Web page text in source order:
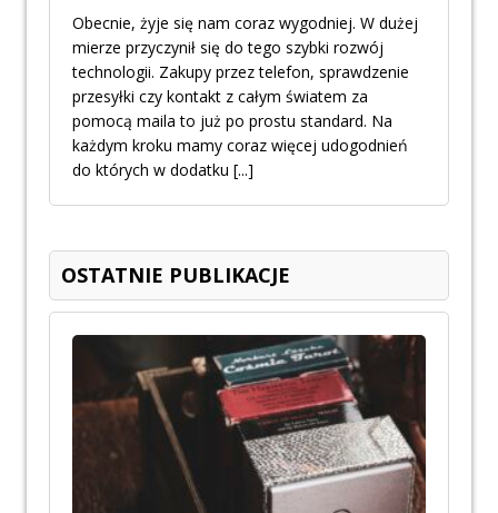
Obecnie, żyje się nam coraz wygodniej. W dużej
mierze przyczynił się do tego szybki rozwój
technologii. Zakupy przez telefon, sprawdzenie
przesyłki czy kontakt z całym światem za
pomocą maila to już po prostu standard. Na
każdym kroku mamy coraz więcej udogodnień
do których w dodatku [...]
OSTATNIE PUBLIKACJE